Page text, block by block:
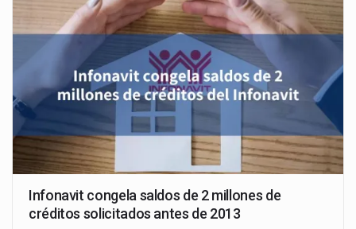
Infonavit congela saldos de 2 millones de
créditos solicitados antes de 2013